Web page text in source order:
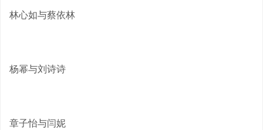
林心如与蔡依林
杨幂与刘诗诗
章子怡与闫妮